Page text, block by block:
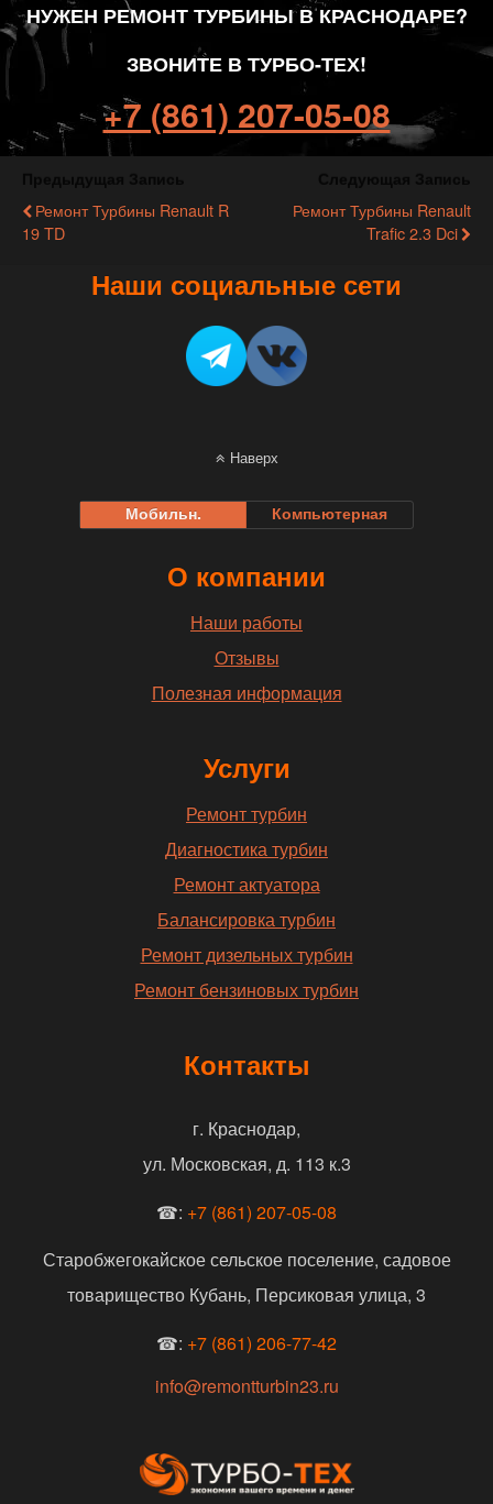
НУЖЕН РЕМОНТ ТУРБИНЫ В КРАСНОДАРЕ?
ЗВОНИТЕ В ТУРБО-ТЕХ!
+7 (861) 207-05-08
Ремонт Турбины Renault R
19 TD
Ремонт Турбины Renault
Trafic 2.3 Dci
Наши социальные сети
Наверх
Мобильн. Компьютерная
О компании
Наши работы
Отзывы
Полезная информация
Услуги
Ремонт турбин
Диагностика турбин
Ремонт актуатора
Балансировка турбин
Ремонт дизельных турбин
Ремонт бензиновых турбин
Контакты
г. Краснодар,
ул. Московская, д. 113 к.3
☎: +7 (861) 207-05-08
Старобжегокайское сельское поселение, садовое
товарищество Кубань, Персиковая улица, 3
☎: +7 (861) 206-77-42
info@remontturbin23.ru